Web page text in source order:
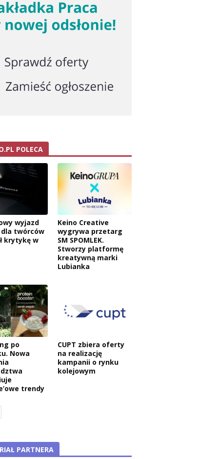
POLECA
wyjazd
dla twórców
krytykę w
Keino Creative
wygrywa przetarg
SM SPOMLEK.
Stworzy platformę
kreatywną marki
Lubianka
po
Nowa
trendy
CUPT zbiera oferty
na realizację
kampanii o rynku
kolejowym
PARTNERA